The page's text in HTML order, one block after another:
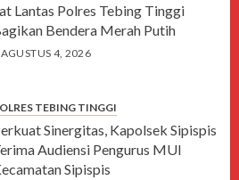
Lantas Polres Tebing Tinggi
Bendera Merah Putih
AGUSTUS 4, 2026
TEBING TINGGI
Sinergitas, Kapolsek Sipispis
Audiensi Pengurus MUI
Sipispis